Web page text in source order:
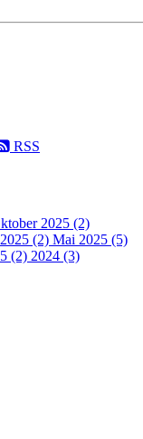
RSS
2025 (2)
(2) Mai 2025 (5)
(2) 2024 (3)